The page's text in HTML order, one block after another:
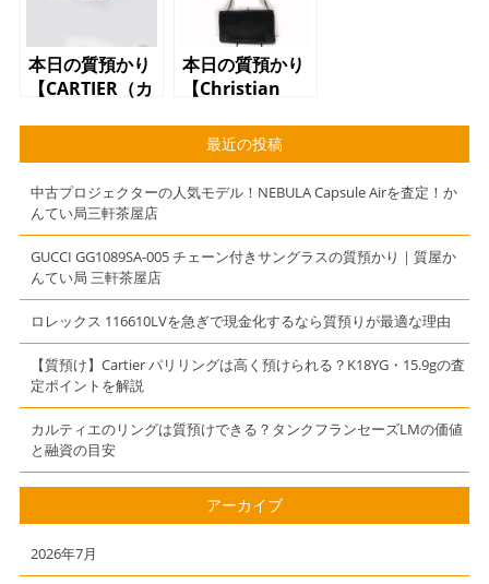
スタッズ ゴー
ルド】
本日の質預かり
【CARTIER（カ
ワイトゴール
ド ラニエー
ル 6.1g】
本日の質預かり
【Christian
リスチャンルブ
タン）ショルダ
ーバッグ スタ
ク レッド】
最近の投稿
中古プロジェクターの人気モデル！NEBULA Capsule Airを査定！か
んてい局三軒茶屋店
GUCCI GG1089SA-005 チェーン付きサングラスの質預かり｜質屋か
んてい局 三軒茶屋店
ロレックス 116610LVを急ぎで現金化するなら質預りが最適な理由
【質預け】Cartier パリリングは高く預けられる？K18YG・15.9gの査
定ポイントを解説
カルティエのリングは質預けできる？タンクフランセーズLMの価値
と融資の目安
アーカイブ
2026年7月